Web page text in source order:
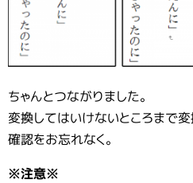
ちゃんとつながりました。
変換してはいけないところまで変
確認をお忘れなく。
※注意※